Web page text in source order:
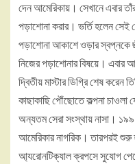
দেন আমেরিকায়। সেখানে এবার
পড়াশোনা করার। ভর্তি হলেন সেই
পড়াশোনা আকাশে ওড়ার স্বপ্নকে
নিজের পড়াশোনার বিষয়ে। এবার
দ্বিতীয় মাস্টার ডিগ্রি শেষ
কাছাকাছি পৌঁছোতে কল্পনা চাওলা
অন্যতম সেরা সংস্থায় নাসা।
আমেরিকার নাগরিক। তারপরই শুরু
আ্যরোনটিক্যাল ক্রপসে সুযোগ